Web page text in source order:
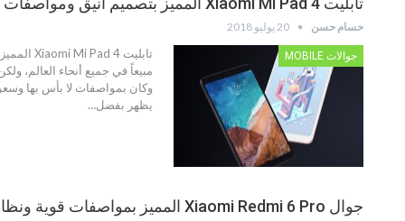
حسام حسن 20 يوليو 2018
جوالات MOBILE
يظهر بفضل…
جوال Xiaomi Redmi 6 Pro المميز بمواصفات قوية ونظام تشغيل رائع